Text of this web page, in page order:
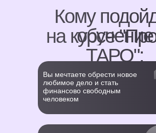
Кому
обучение
на курсе
ТАРО":
Вы мечтаете обрести новое
любимое дело и стать
финансово свободным
человеком